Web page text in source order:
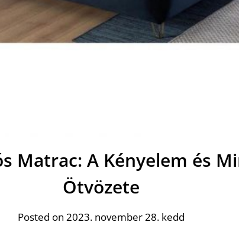
Matrac: A Kényelem és
Ötvözete
Posted on 2023. november 28. kedd